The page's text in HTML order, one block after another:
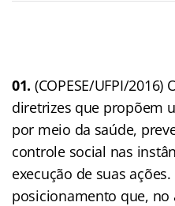
01. (COPESE/UFPI/
diretrizes que propõem
por meio da saúde,
controle social nas
execução de suas
posicionamento que, no